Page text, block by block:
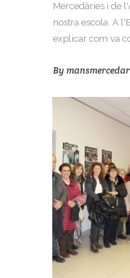
Mercedàries i de
nostra escola. A
explicar com va
By